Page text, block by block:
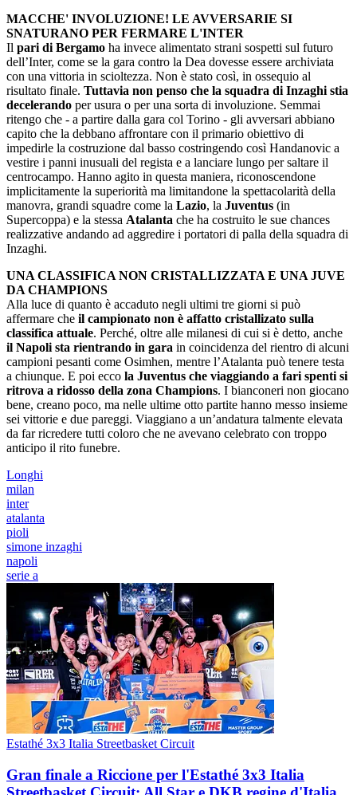
MACCHE' INVOLUZIONE! LE AVVERSARIE SI
SNATURANO PER FERMARE L'INTER
Il pari di Bergamo ha invece alimentato strani sospetti sul futuro
dell’Inter, come se la gara contro la Dea dovesse essere archiviata
con una vittoria in scioltezza. Non è stato così, in ossequio al
risultato finale. Tuttavia non penso che la squadra di Inzaghi stia
decelerando per usura o per una sorta di involuzione. Semmai
ritengo che - a partire dalla gara col Torino - gli avversari abbiano
capito che la debbano affrontare con il primario obiettivo di
impedirle la costruzione dal basso costringendo così Handanovic a
vestire i panni inusuali del regista e a lanciare lungo per saltare il
centrocampo. Hanno agito in questa maniera, riconoscendone
implicitamente la superiorità ma limitandone la spettacolarità della
manovra, grandi squadre come la Lazio, la Juventus (in
Supercoppa) e la stessa Atalanta che ha costruito le sue chances
realizzative andando ad aggredire i portatori di palla della squadra di
Inzaghi.
UNA CLASSIFICA NON CRISTALLIZZATA E UNA JUVE
DA CHAMPIONS
Alla luce di quanto è accaduto negli ultimi tre giorni si può
affermare che il campionato non è affatto cristallizato sulla
classifica attuale. Perché, oltre alle milanesi di cui si è detto, anche
il Napoli sta rientrando in gara in coincidenza del rientro di alcuni
campioni pesanti come Osimhen, mentre l’Atalanta può tenere testa
a chiunque. E poi ecco la Juventus che viaggiando a fari spenti si
ritrova a ridosso della zona Champions. I bianconeri non giocano
bene, creano poco, ma nelle ultime otto partite hanno messo insieme
sei vittorie e due pareggi. Viaggiano a un’andatura talmente elevata
da far ricredere tutti coloro che ne avevano celebrato con troppo
anticipo il rito funebre.
Longhi
milan
inter
atalanta
pioli
simone inzaghi
napoli
serie a
Estathé 3x3 Italia Streetbasket Circuit
Gran finale a Riccione per l'Estathé 3x3 Italia